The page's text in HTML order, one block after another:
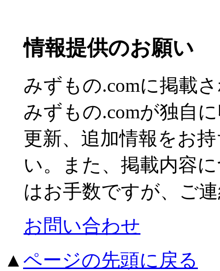
情報提供のお願い
みずもの.comに掲載
みずもの.comが独自
更新、追加情報をお
い。また、掲載内容
はお手数ですが、ご
お問い合わせ
▲ ページの先頭に戻る